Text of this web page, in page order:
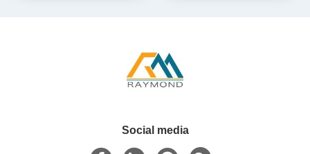
Social media